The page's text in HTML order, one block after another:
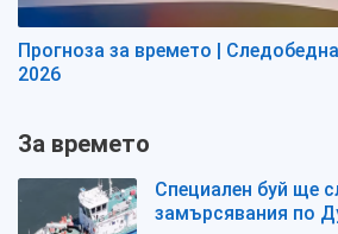
Прогноза за времето |
2026
За времето
Специален буй ще
замърсявания по